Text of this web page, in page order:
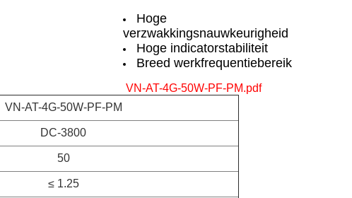
Hoge
verzwakkingsnauwkeurigheid
Hoge indicatorstabiliteit
Breed werkfrequentiebereik
VN-AT-4G-50W-PF-PM.pdf
VN-AT-4G-50W-PF-PM
DC-3800
50
≤ 1.25